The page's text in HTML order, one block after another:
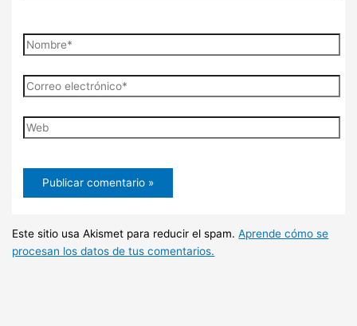
Nombre*
Correo
electrónico*
Web
Este sitio usa Akismet para reducir el spam.Aprende cómo se
procesan los datos de tus comentarios.